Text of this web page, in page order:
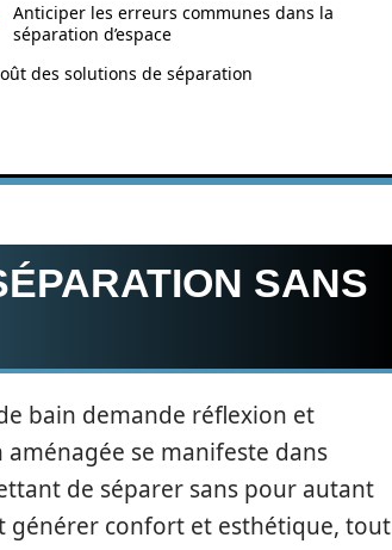
Anticiper les erreurs communes dans la
séparation d’espace
des solutions de séparation
SANS
bain demande réflexion et
aménagée se manifeste dans
de séparer sans pour autant
générer confort et esthétique, tout